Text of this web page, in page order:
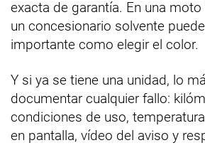
exacta de garantía. En una
un concesionario solvente
importante como elegir el color.
Y si ya se tiene una unidad, lo
documentar cualquier fallo:
condiciones de uso,
en pantalla, vídeo del aviso y